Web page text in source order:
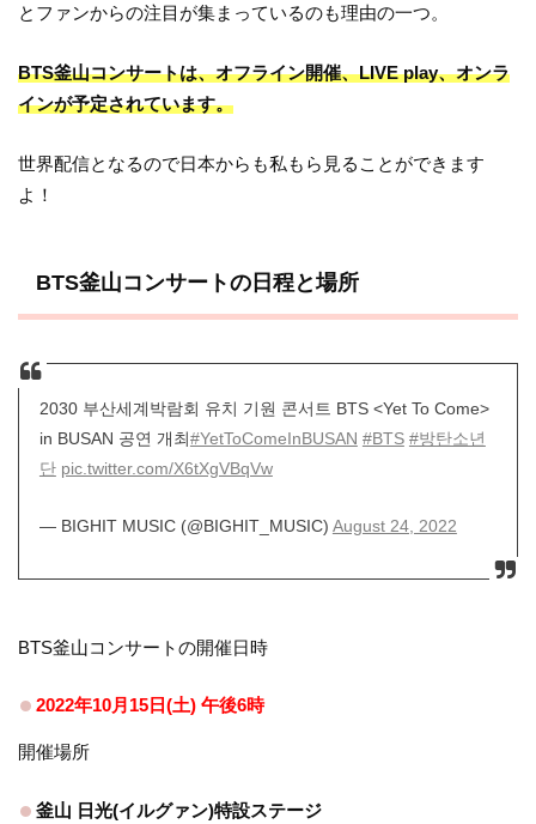
とファンからの注目が集まっているのも理由の一つ。
BTS釜山コンサートは、オフライン開催、LIVE play、オンラ
インが予定されています。
世界配信となるので日本からも私もら見ることができます
よ！
BTS釜山コンサートの日程と場所
2030 부산세계박람회 유치 기원 콘서트 BTS <Yet To Come>
in BUSAN 공연 개최#YetToComeInBUSAN #BTS #방탄소년
단 pic.twitter.com/X6tXgVBqVw
— BIGHIT MUSIC (@BIGHIT_MUSIC) August 24, 2022
BTS釜山コンサートの開催日時
2022年10月15日(土) 午後6時
開催場所
釜山 日光(イルグァン)特設ステージ